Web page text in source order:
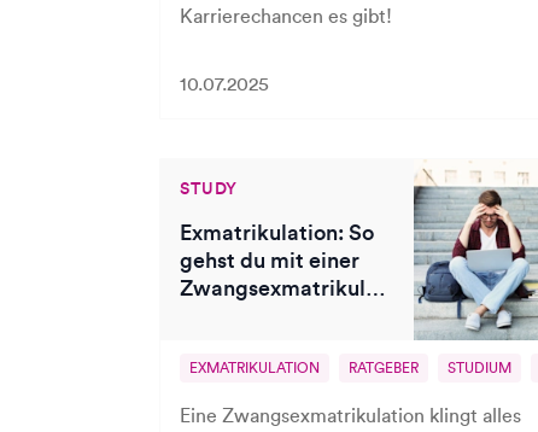
Karrierechancen es gibt!
10.07.2025
STUDY
Exmatrikulation: So
gehst du mit einer
Zwangsexmatrikulation
EXMATRIKULATION RATGEBER STUDIUM
Eine Zwangsexmatrikulation klingt alles